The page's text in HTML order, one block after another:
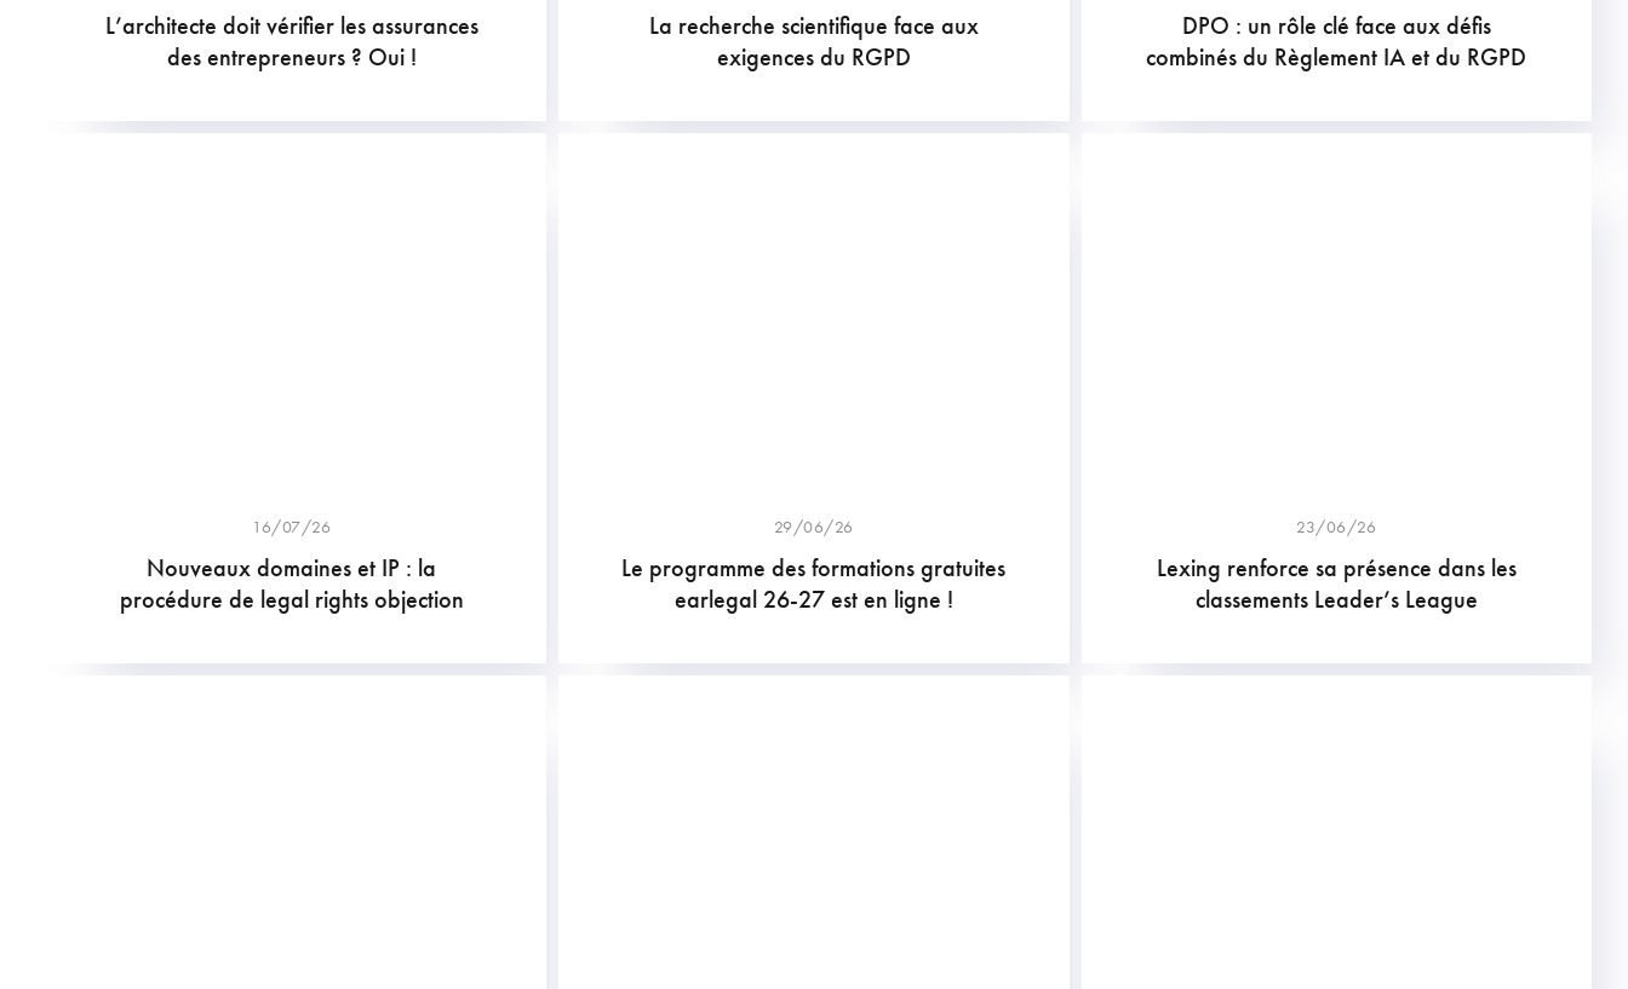
L’architecte doit vérifier les assurances
des entrepreneurs ? Oui !
La recherche scientifique face aux
exigences du RGPD
DPO : un rôle clé face aux défis
combinés du Règlement IA et du RGPD
16/07/26
Nouveaux domaines et IP : la
procédure de legal rights objection
29/06/26
Le programme des formations gratuites
earlegal 26-27 est en ligne !
23/06/26
Lexing renforce sa présence dans les
classements Leader’s League